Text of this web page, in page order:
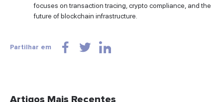
focuses on transaction tracing, crypto compliance, and the
future of blockchain infrastructure.
Partilhar em